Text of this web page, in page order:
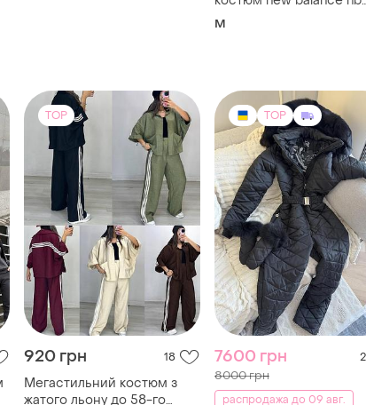
920 грн 18
Мегастильний костюм з
жатого льону до 58-го
розміру
42-48 и еще 2
TOP
7600 грн 2
8000 грн
распродажа до 09 авг.
Лижний комбінезон +
рукавички , розмір l ,
winter
48